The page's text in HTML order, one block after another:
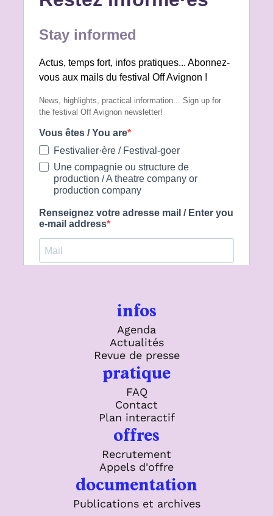
infos
Agenda
Actualités
Revue de presse
pratique
FAQ
Contact
Plan interactif
offres
Recrutement
Appels d'offre
documentation
Publications et archives